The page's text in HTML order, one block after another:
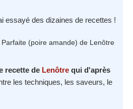
essayé des dizaines de recettes !
recette de Lenôtre qui d'après
les techniques, les saveurs, le